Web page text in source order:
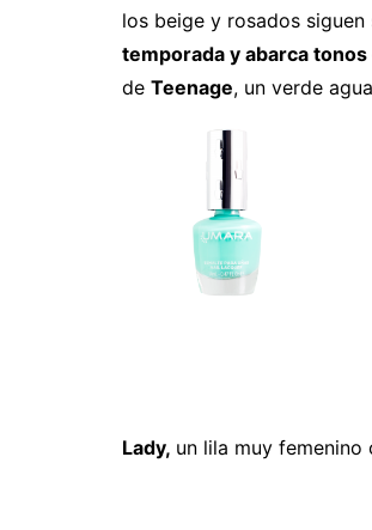
los beige y rosados
temporada y abarca
de Teenage, un verde
Lady, un lila muy